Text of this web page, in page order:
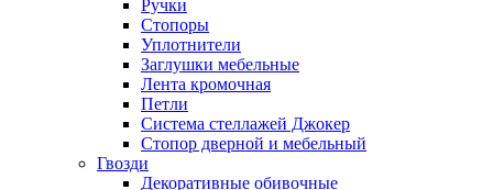
Ручки
Стопоры
Уплотнители
Заглушки мебельные
Лента кромочная
Петли
Система стеллажей Джокер
Стопор дверной и мебельный
Гвозди
Декоративные обивочные